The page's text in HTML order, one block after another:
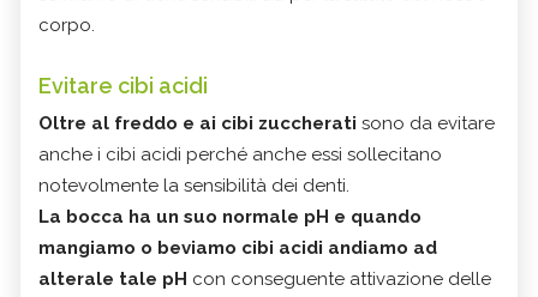
corpo.
Evitare cibi acidi
Oltre al freddo e ai cibi zuccherati sono da evitare
anche i cibi acidi perché anche essi sollecitano
notevolmente la sensibilità dei denti.
La bocca ha un suo normale pH e quando
mangiamo o beviamo cibi acidi andiamo ad
alterale tale pH con conseguente attivazione delle